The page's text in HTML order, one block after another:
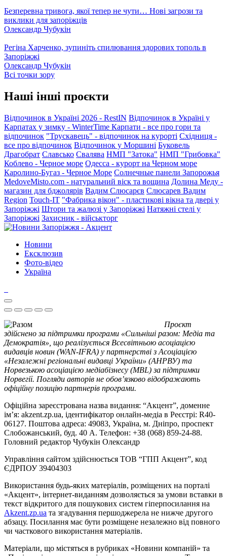
Безперевна тривога, якої тепер не чути… Нові загрози та
виклики для запоріжців
Олександр Чубукін
Регіна Харченко, зупиніть спилювання здорових тополь в
Запоріжжі
Олександр Чубукін
Всі точки зору
Наші інші проєкти
Відпочинок в Україні 2026 - RestIN Відпочинок в Україні у
Карпатах у зимку - WinterTime Карпати - все про гори та
відпочинок "Трускавець" - відпочинок на курорті Східниця -
все про відпочинок Відпочинок у Моршині Буковель
Драгобрат Славсько Свалява НМП "Затока" НМП "Грибовка"
Коблево - Черное море Одесса - курорт на Черном море
Каролино-Бугаз - Черное Море Солнечные панели Запорожья
MedoveMisto.com - натуральний віск та вощина Долина Меду -
магазин для бджолярів Вадим Слюсарєв Слюсарев Вадим
Region Touch-IT "Фабрика вікон" - пластикові вікна та двері у
Запоріжжі Штори та жалюзі у Запоріжжі Натяжні стелі у
Запоріжжі Захисник - військторг
Новини
Ексклюзив
Фото-відео
Україна
Проєкт
здійснено за підтримки програми «Сильніші разом: Медіа та
Демократія», що реалізується Всесвітньою асоціацією
видавців новин (WAN-IFRA) у партнерстві з Асоціацією
«Незалежні регіональні видавці України» (АНРВУ) та
Норвезькою асоціацією медіабізнесу (MBL) за підтримки
Норвегії. Погляди авторів не обов’язково відображають
офіційну позицію партнерів програми.
Офіційна зареєстрована назва видання: “Акцент”, доменне
ім’я: akzent.zp.ua, ідентифікатор онлайн-медіа в Реєстрі: R40-
06127. Поштова адреса: 49083, Україна, м. Дніпро, проспект
Слобожанський, буд. 40 А. Телефон: +38 (068) 859-24-88.
Головний редактор Чубукін Олександр
Управління сайтом здійснюється ТОВ “ГПП Акцент”, код
ЄДРПОУ 39404303
Використання будь-яких матеріалів, розміщених на порталі
«Акцент», інтернет-виданням дозволяється за умови вставки в
текст відкритого для пошукових систем гіперпосилання на
Akzent.zp.ua та згадування першоджерела не нижче другого
абзацу. Посилання має бути розміщене незалежно від повного
чи часткового використання матеріалів.
Матеріали, що містяться в рубриках «Новини компаній» та